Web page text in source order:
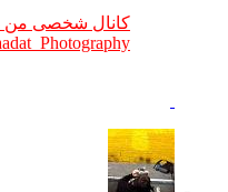
کانال شخصی من